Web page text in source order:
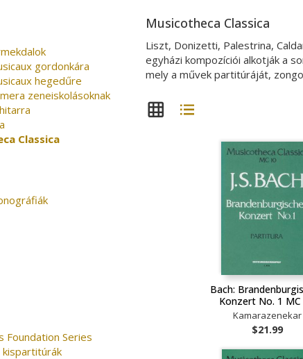
gordonkára
hegedűre
zeneiskolásoknak
Classica
Foundation Series
kispartitúrák
Musicotheca Classica
Liszt, Donizetti, Palestrina,
egyházi kompozíciói alkotják a
mely a művek partitúráját,
Bach:
Konzert No. 1 MC
Kamarazenekar
$21.99